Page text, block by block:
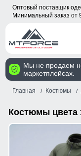
Оптовый поставщик
Минимальный заказ от
Мы не продаем
маркетплейсах.
Главная Костюмы
Костюмы цвета